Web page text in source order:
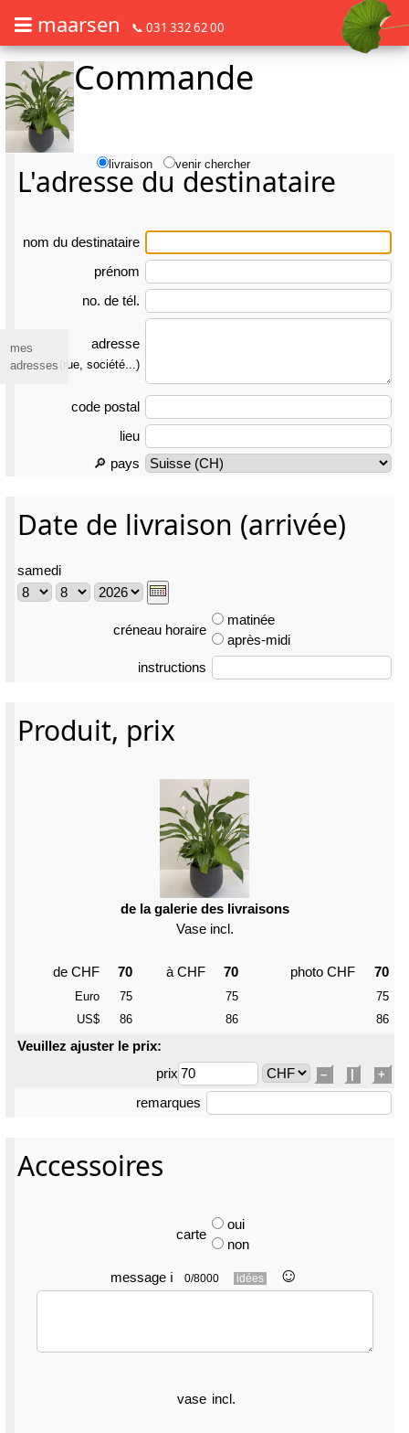
Commander des fleurs en mode accessible avec lecteur d'écran ou
maarsen 📞 031 332 62 00
Commander des fleurs en mode accessible avec lecteur d'écran
Commande
L'adresse du destinataire
nom du des­tina­taire
prénom
no. de tél.
adresse
(rue, société...)
code postal
lieu
🔎 pays
Date de livraison (arrivée)
samedi
créneau horaire
matinée
après-midi
instructions
Produit, prix
de la galerie des livraisons
Vase incl.
de CHF 70 à CHF 70 photo CHF 70
Euro 75 75
75
US$
86 86 86
Veuillez ajuster le prix:
prix
– +
remarques
Accessoires
carte
oui
non
message ℹ 0/8000 idées ☺︎
vase incl.
livraison venir chercher
mes
adresses